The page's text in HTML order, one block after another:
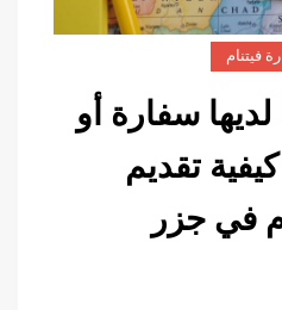
فيتنام
سفارة أو
تقديم
في جزر